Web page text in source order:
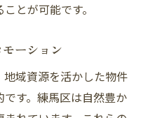
とが可能です。
ーション
域資源を活かした物件
す。練馬区は自然豊か